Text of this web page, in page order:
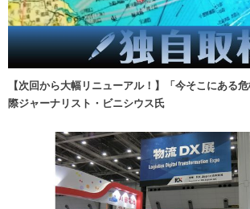
【次回から大幅リニューアル！】「今そこにある
際ジャーナリスト・ビニシウス氏